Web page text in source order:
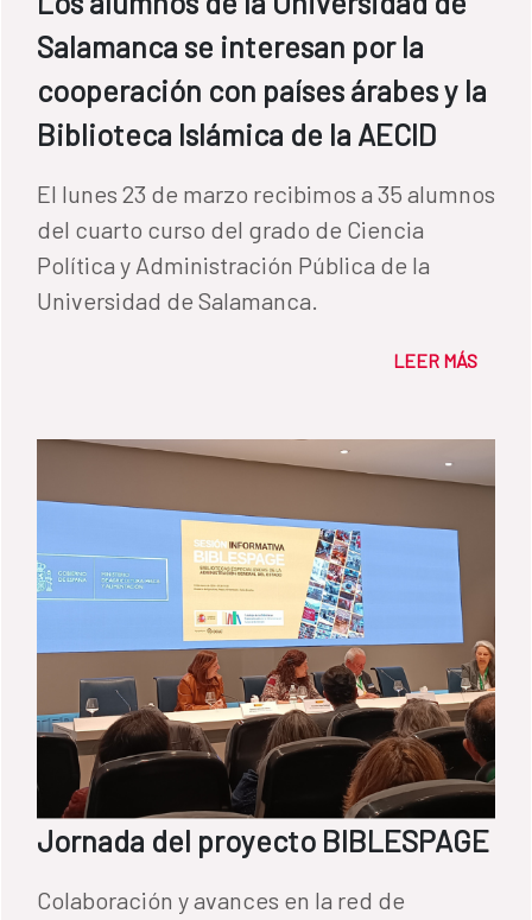
Salamanca se interesan por la
cooperación con países árabes y la
Biblioteca Islámica de la AECID
El lunes 23 de marzo recibimos a 35 alumnos
del cuarto curso del grado de Ciencia
Política y Administración Pública de la
Universidad de Salamanca.
LEER MÁS
Jornada del proyecto BIBLESPAGE
Colaboración y avances en la red de